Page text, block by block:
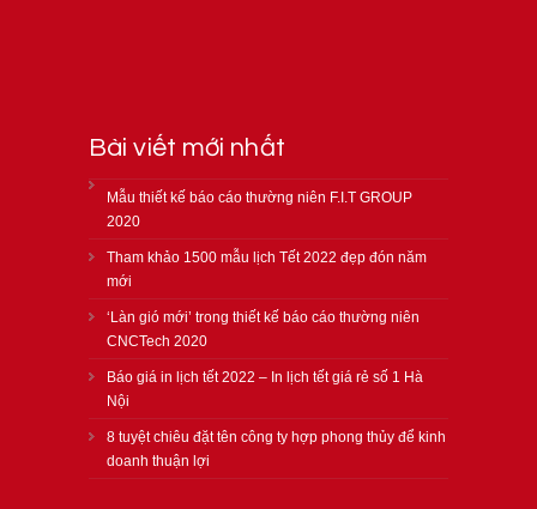
Bài viết mới nhất
Mẫu thiết kế báo cáo thường niên F.I.T GROUP
2020
Tham khảo 1500 mẫu lịch Tết 2022 đẹp đón năm
mới
‘Làn gió mới’ trong thiết kế báo cáo thường niên
CNCTech 2020
Báo giá in lịch tết 2022 – In lịch tết giá rẻ số 1 Hà
Nội
8 tuyệt chiêu đặt tên công ty hợp phong thủy để kinh
doanh thuận lợi